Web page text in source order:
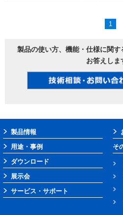
1
製品の使い方、機能・仕様に関
お答えしま
製品情報
用途・事例
ダウンロード
展示会
サービス・サポート
そ